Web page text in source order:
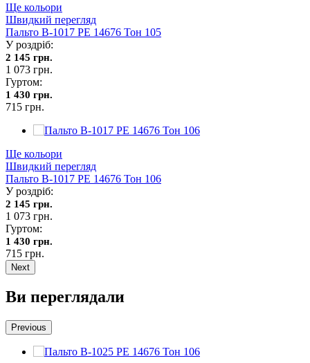
Ще кольори
Швидкий перегляд
Пальто В-1017 PE 14676 Тон 105
У роздріб:
2 145 грн.
1 073 грн.
Гуртом:
1 430 грн.
715 грн.
Ще кольори
Швидкий перегляд
Пальто В-1017 PE 14676 Тон 106
У роздріб:
2 145 грн.
1 073 грн.
Гуртом:
1 430 грн.
715 грн.
Next
Ви переглядали
Previous